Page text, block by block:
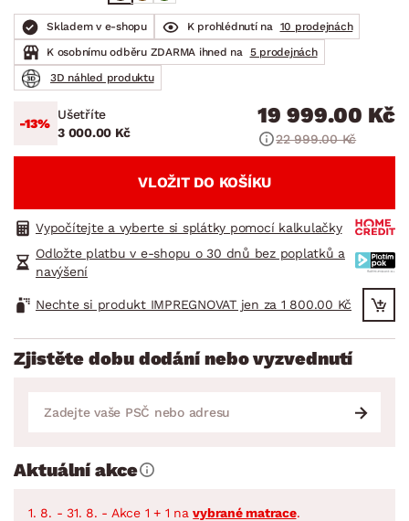
Skladem v e-shopu K prohlédnutí na
10 prodejnách
K osobnímu odběru ZDARMA ihned na
5 prodejnách
3D náhled produktu
-13%
Ušetříte
3 000.00 Kč
19 999.00 Kč
22 999.00 Kč
VLOŽIT DO KOŠÍKU
Vypočítejte a vyberte si splátky pomocí kalkulačky
Odložte platbu v e-shopu o 30 dnů bez poplatků a
navýšení
Nechte si produkt IMPREGNOVAT jen za 1 800.00 Kč
Zjistěte dobu dodání nebo vyzvednutí
Aktuální akce
1. 8. - 31. 8. - Akce 1 + 1 navybrané matrace.